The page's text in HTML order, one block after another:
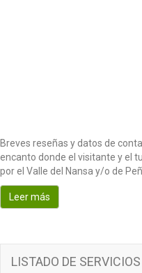
Breves reseñas y datos de
encanto donde el visitante y el
por el Valle del Nansa y/o de
Leer más
LISTADO DE SERVICIOS